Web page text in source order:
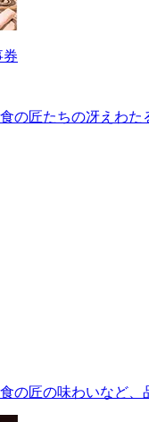
券
の匠たちの冴えわ
の匠の味わいなど